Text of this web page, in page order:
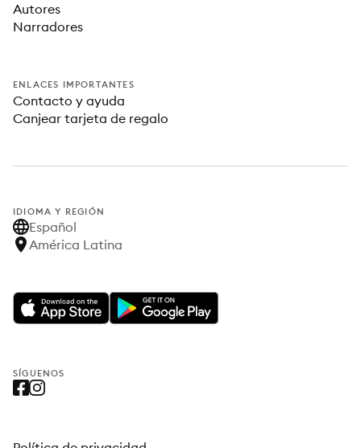
Autores
Narradores
ENLACES IMPORTANTES
Contacto y ayuda
Canjear tarjeta de regalo
IDIOMA Y REGIÓN
Español
América Latina
SÍGUENOS